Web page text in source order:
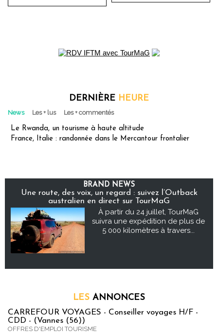
DERNIÈRE HEURE
News Les + lus Les + commentés
Le Rwanda, un tourisme à haute altitude
France, Italie : randonnée dans le Mercantour frontalier
BRAND NEWS
Une route, des voix, un regard : suivez l’Outback
australien en direct sur TourMaG
À partir du 24 juillet, TourMaG
suivra une expédition de plus de
5 000 kilomètres à travers...
LES ANNONCES
CARREFOUR VOYAGES - Conseiller voyages H/F -
CDD - (Vannes (56))
OFFRES D'EMPLOI TOURISME